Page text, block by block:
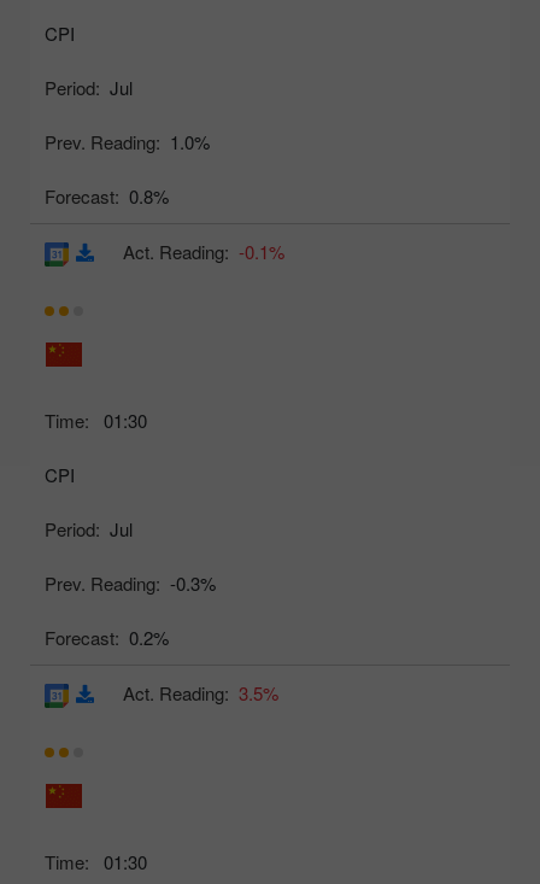
CPI
Period: Jul
Prev. Reading: 1.0%
Forecast: 0.8%
Time: 01:30
CPI
Period: Jul
Prev. Reading: -0.3%
Forecast: 0.2%
Act. Reading: -0.1%
Time: 01:30
Act. Reading: 3.5%